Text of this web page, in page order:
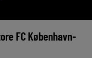
FC København-